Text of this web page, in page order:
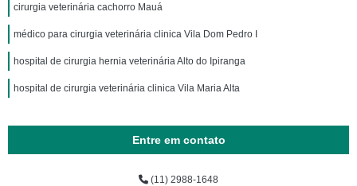
cirurgia veterinária cachorro Mauá
médico para cirurgia veterinária clinica Vila Dom Pedro I
hospital de cirurgia hernia veterinária Alto do Ipiranga
hospital de cirurgia veterinária clinica Vila Maria Alta
Entre em contato
(11) 2988-1648